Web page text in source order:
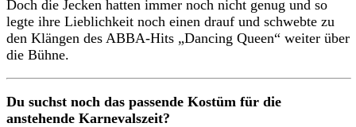
Doch die Jecken hatten immer noch nicht genug und so
legte ihre Lieblichkeit noch einen drauf und schwebte zu
den Klängen des ABBA-Hits „Dancing Queen“ weiter über
die Bühne.
Du suchst noch das passende Kostüm für die
anstehende Karnevalszeit?